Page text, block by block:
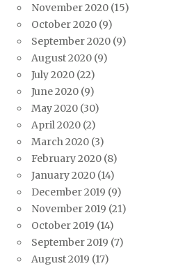
November 2020 (15)
October 2020 (9)
September 2020 (9)
August 2020 (9)
July 2020 (22)
June 2020 (9)
May 2020 (30)
April 2020 (2)
March 2020 (3)
February 2020 (8)
January 2020 (14)
December 2019 (9)
November 2019 (21)
October 2019 (14)
September 2019 (7)
August 2019 (17)